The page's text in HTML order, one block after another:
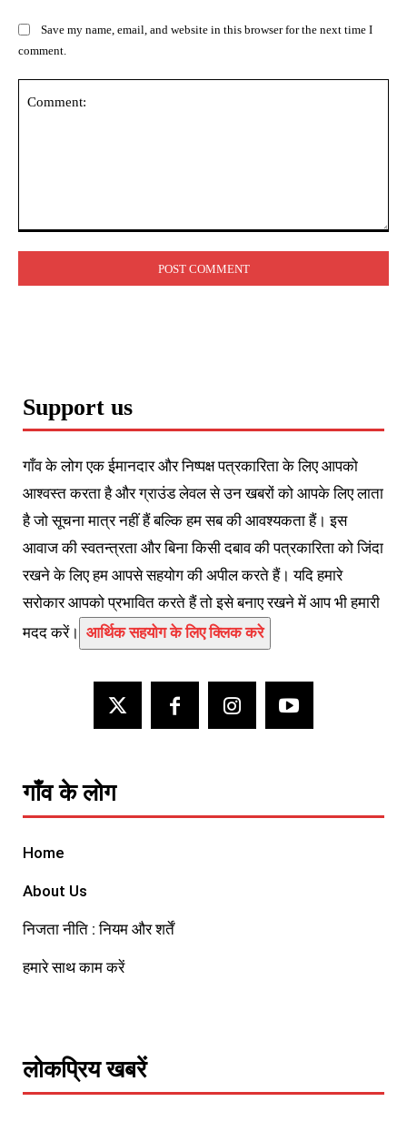
Save my name, email, and website in this browser for the next time I
comment.
Support us
गाँव के लोग एक ईमानदार और निष्पक्ष पत्रकारिता के लिए आपको
आश्वस्त करता है और ग्राउंड लेवल से उन खबरों को आपके लिए लाता
है जो सूचना मात्र नहीं हैं बल्कि हम सब की आवश्यकता हैं। इस
आवाज की स्वतन्त्रता और बिना किसी दबाव की पत्रकारिता को जिंदा
रखने के लिए हम आपसे सहयोग की अपील करते हैं। यदि हमारे
सरोकार आपको प्रभावित करते हैं तो इसे बनाए रखने में आप भी हमारी
मदद करें। आर्थिक सहयोग के लिए क्लिक करे
गाँव के लोग
Home
About Us
निजता नीति : नियम और शर्तें
हमारे साथ काम करें
लोकप्रिय खबरें